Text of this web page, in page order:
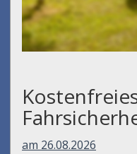
am 26.08.2026